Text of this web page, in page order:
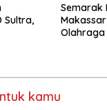
Sultra,
Semarak
Olahraga
kamu